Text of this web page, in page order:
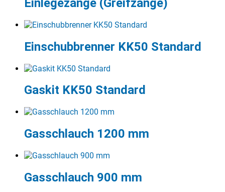
Einlegezange (Greifzange)
Einschubbrenner KK50 Standard
Gaskit KK50 Standard
Gasschlauch 1200 mm
Gasschlauch 900 mm